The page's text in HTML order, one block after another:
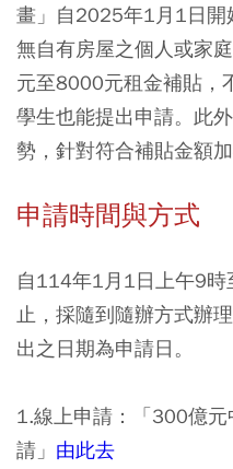
畫」自2025年1月1日開
無自有房屋之個人或家
元至8000元租金補貼，
學生也能提出申請。此
勢，針對符合補貼金額
申請時間與方式
自114年1月1日上午9
止，採隨到隨辦方式辦
出之日期為申請日。
1.線上申請：
「300億
請」 由此去